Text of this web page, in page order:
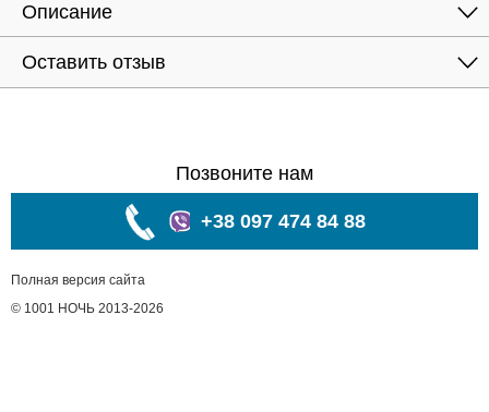
Описание
Оставить отзыв
Позвоните нам
+38 097 474 84 88
Полная версия сайта
© 1001 НОЧЬ 2013-2026